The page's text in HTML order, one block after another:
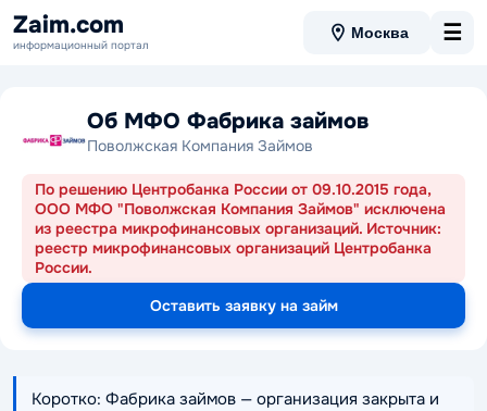
Zaim.com
информационный портал
Москва ☰
Об МФО Фабрика займов
Поволжская Компания Займов
По решению Центробанка России от 09.10.2015 года,
ООО МФО "Поволжская Компания Займов" исключена
из реестра микрофинансовых организаций. Источник:
реестр микрофинансовых организаций Центробанка
России.
Оставить заявку на займ
Коротко: Фабрика займов — организация закрыта и